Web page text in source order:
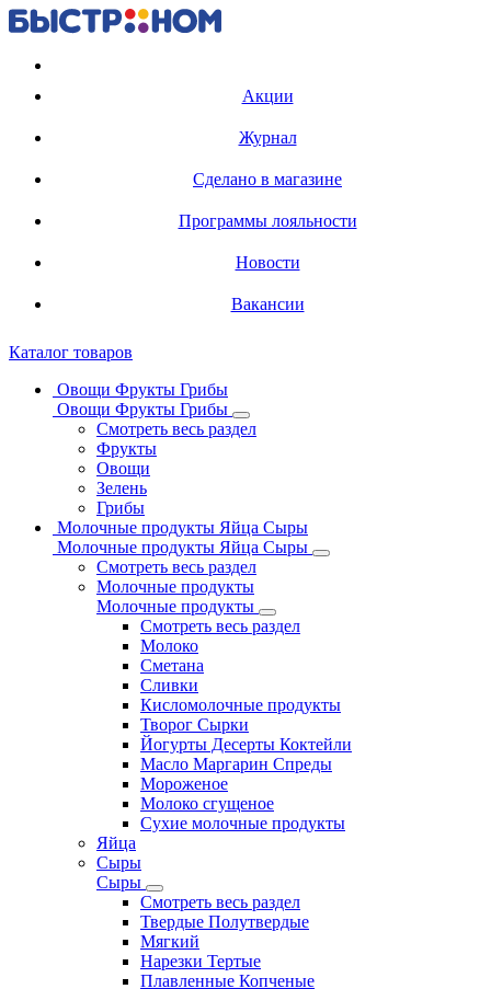
Акции
Журнал
Сделано в магазине
Программы лояльности
Новости
Вакансии
Каталог товаров
Овощи Фрукты Грибы
Овощи Фрукты Грибы
Смотреть весь раздел
Фрукты
Овощи
Зелень
Грибы
Молочные продукты Яйца Сыры
Молочные продукты Яйца Сыры
Смотреть весь раздел
Молочные продукты
Молочные продукты
Смотреть весь раздел
Молоко
Сметана
Сливки
Кисломолочные продукты
Творог Сырки
Йогурты Десерты Коктейли
Масло Маргарин Спреды
Мороженое
Молоко сгущеное
Сухие молочные продукты
Яйца
Сыры
Сыры
Смотреть весь раздел
Твердые Полутвердые
Мягкий
Нарезки Тертые
Плавленные Копченые